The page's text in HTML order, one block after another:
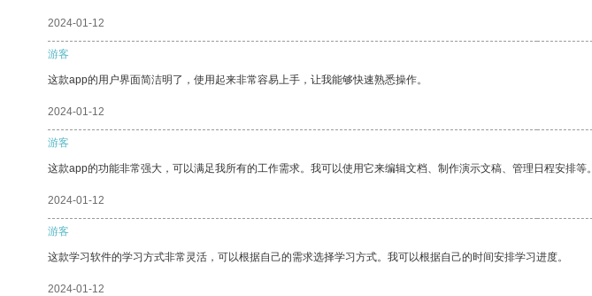
2024-01-12
游客
这款app的用户界面简洁明了，使用起来非常容易上手，让我能够快速熟悉操作。
2024-01-12
游客
这款app的功能非常强大，可以满足我所有的工作需求。我可以使用它来编辑文档、制作演示文稿、管理日程安排等。
2024-01-12
游客
这款学习软件的学习方式非常灵活，可以根据自己的需求选择学习方式。我可以根据自己的时间安排学习进度。
2024-01-12